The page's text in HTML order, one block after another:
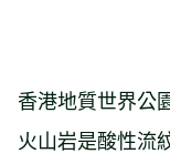
香港地質世界公
火山岩是酸性流